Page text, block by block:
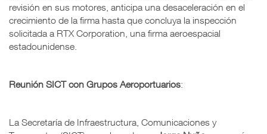
revisión en sus motores, anticipa una desaceleración en el
crecimiento de la firma hasta que concluya la inspección
solicitada a RTX Corporation, una firma aeroespacial
estadounidense.
Reunión SICT con Grupos Aeroportuarios:
La Secretaría de Infraestructura, Comunicaciones y